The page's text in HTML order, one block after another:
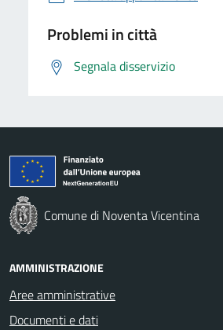
Problemi in città
Segnala disservizio
Comune di Noventa Vicentina
AMMINISTRAZIONE
Aree amministrative
Documenti e dati